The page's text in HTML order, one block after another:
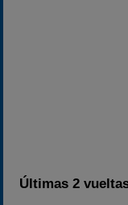
Últimas 2